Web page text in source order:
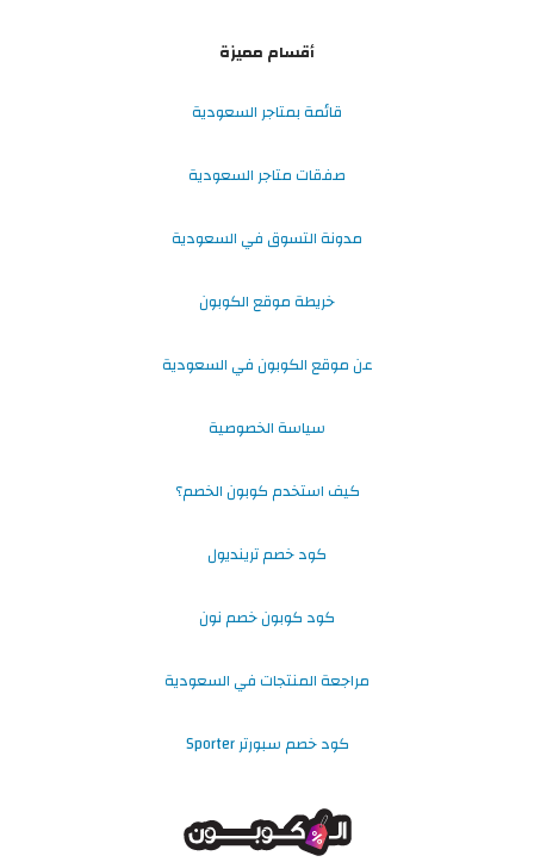
أقسام مميزة
قائمة بمتاجر السعودية
صفقات متاجر السعودية
مدونة التسوق في السعودية
خريطة موقع الكوبون
عن موقع الكوبون في السعودية
سياسة الخصوصية
كيف استخدم كوبون الخصم؟
كود خصم ترينديول
كود كوبون خصم نون
مراجعة المنتجات في السعودية
كود خصم سبورتر Sporter